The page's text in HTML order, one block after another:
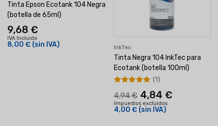
Tinta Epson Ecotank 104 Negra
(botella de 65ml)
9,68 €
IVA Incluido
8,00 € (sin IVA) InkTec
Tinta Negra 104 InkTec para
Ecotank (botella 100ml)
4,94 € 4,84 €
Impuestos excluidos
4,00 € (sin IVA)
(1)